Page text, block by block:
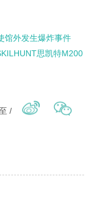
馆外发生爆炸事件
思凯特M200
/